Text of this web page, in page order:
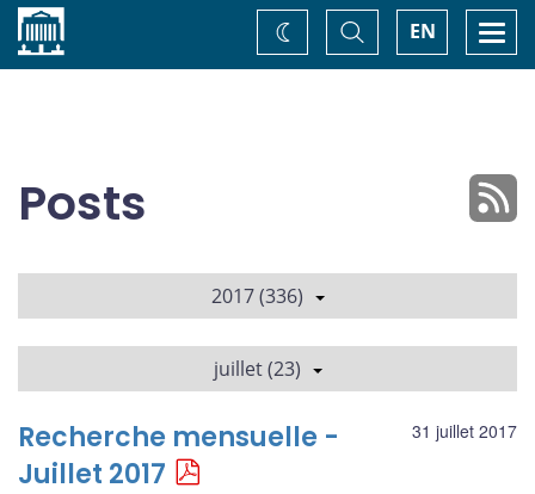
Accueil EN
Basculer
la
recherche
Changez
de
Posts
2017 (336)
juillet (23)
31 juillet 2017
Recherche mensuelle -
Juillet 2017